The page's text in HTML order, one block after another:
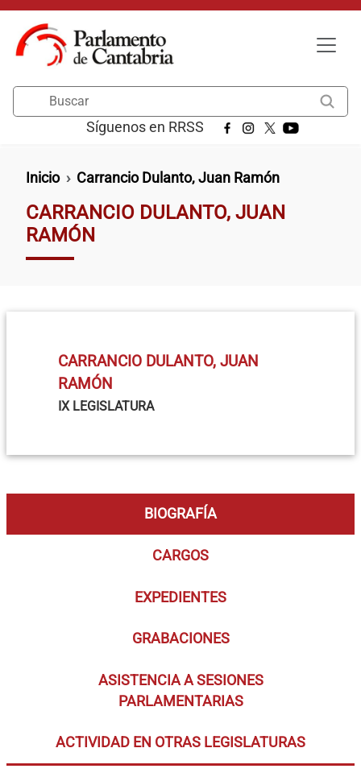
Pasar al contenido principal
Síguenos en RRSS
Ruta de navegación
Inicio Carrancio Dulanto, Juan Ramón
CARRANCIO DULANTO, JUAN
RAMÓN
CARRANCIO DULANTO, JUAN
RAMÓN
IX LEGISLATURA
BIOGRAFÍA
CARGOS
EXPEDIENTES
GRABACIONES
ASISTENCIA A SESIONES
PARLAMENTARIAS
ACTIVIDAD EN OTRAS LEGISLATURAS